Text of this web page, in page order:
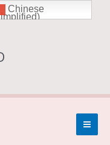
Chinese